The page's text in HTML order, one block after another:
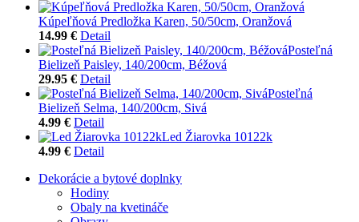
Kúpeľňová Predložka Karen, 50/50cm, Oranžová
14.99 € Detail
Posteľná
Bielizeň Paisley, 140/200cm, Béžová
29.95 € Detail
Posteľná
Bielizeň Selma, 140/200cm, Sivá
4.99 € Detail
Led Žiarovka 10122k
4.99 € Detail
Dekorácie a bytové doplnky
Hodiny
Obaly na kvetináče